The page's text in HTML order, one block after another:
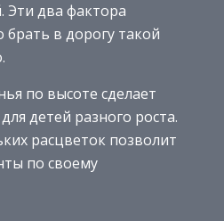
Эти два фактора
брать в дорогу такой
по высоте сделает
детей разного роста.
расцветок позволит
по своему